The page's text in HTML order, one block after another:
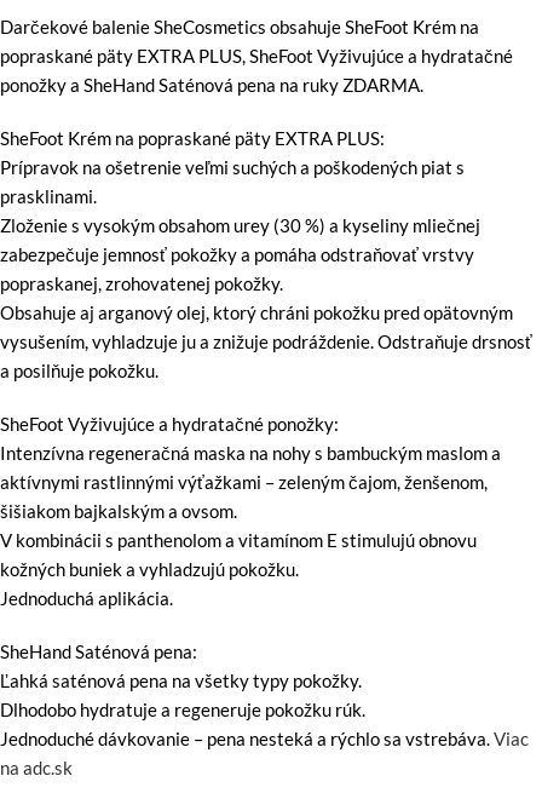
Darčekové balenie SheCosmetics obsahuje SheFoot Krém na
popraskané päty EXTRA PLUS, SheFoot Vyživujúce a hydratačné
ponožky a SheHand Saténová pena na ruky ZDARMA.
SheFoot Krém na popraskané päty EXTRA PLUS:
Prípravok na ošetrenie veľmi suchých a poškodených piat s
prasklinami.
Zloženie s vysokým obsahom urey (30 %) a kyseliny mliečnej
zabezpečuje jemnosť pokožky a pomáha odstraňovať vrstvy
popraskanej, zrohovatenej pokožky.
Obsahuje aj arganový olej, ktorý chráni pokožku pred opätovným
vysušením, vyhladzuje ju a znižuje podráždenie. Odstraňuje drsnosť
a posilňuje pokožku.
SheFoot Vyživujúce a hydratačné ponožky:
Intenzívna regeneračná maska na nohy s bambuckým maslom a
aktívnymi rastlinnými výťažkami – zeleným čajom, ženšenom,
šišiakom bajkalským a ovsom.
V kombinácii s panthenolom a vitamínom E stimulujú obnovu
kožných buniek a vyhladzujú pokožku.
Jednoduchá aplikácia.
SheHand Saténová pena:
Ľahká saténová pena na všetky typy pokožky.
Dlhodobo hydratuje a regeneruje pokožku rúk.
Jednoduché dávkovanie – pena nesteká a rýchlo sa vstrebáva.Viac
na adc.sk